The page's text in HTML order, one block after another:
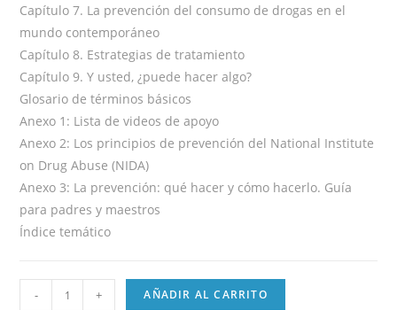
Capítulo 7. La prevención del consumo de drogas en el
mundo contemporáneo
Capítulo 8. Estrategias de tratamiento
Capítulo 9. Y usted, ¿puede hacer algo?
Glosario de términos básicos
Anexo 1: Lista de videos de apoyo
Anexo 2: Los principios de prevención del National Institute
on Drug Abuse (NIDA)
Anexo 3: La prevención: qué hacer y cómo hacerlo. Guía
para padres y maestros
Índice temático
- + AÑADIR AL CARRITO